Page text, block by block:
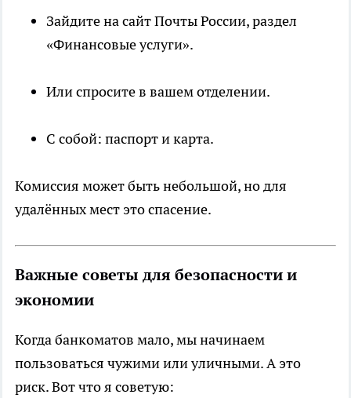
Зайдите на сайт Почты России, раздел
«Финансовые услуги».
Или спросите в вашем отделении.
С собой: паспорт и карта.
Комиссия может быть небольшой, но для
удалённых мест это спасение.
Важные советы для безопасности и
экономии
Когда банкоматов мало, мы начинаем
пользоваться чужими или уличными. А это
риск. Вот что я советую: